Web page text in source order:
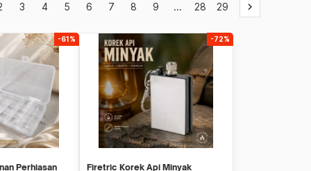
3 4 5 6 7 8 9 ... 28 29 keyboard_arrow_right
-61%
Perhiasan
-72%
Firetric Korek Api Minyak